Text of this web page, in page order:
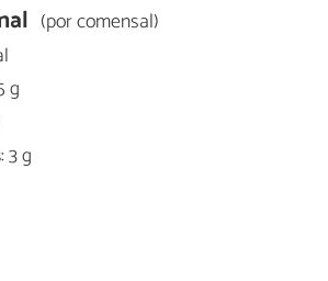
(por comensal)
g
3 g